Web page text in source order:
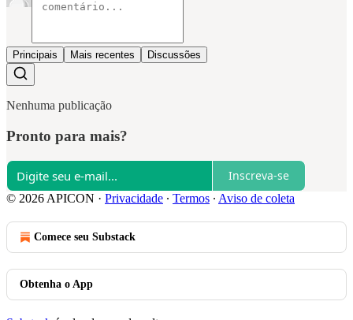
Principais Mais recentes Discussões
Nenhuma publicação
Pronto para mais?
Inscreva-se
© 2026 APICON · Privacidade ∙ Termos ∙ Aviso de coleta
Comece seu Substack
Obtenha o App